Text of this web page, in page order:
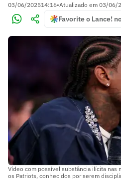
03/06/202514:16•Atualizado em 03/06/
Favorite o Lance!
Vídeo com possível substância ilícita nas
os Patriots, conhecidos por serem